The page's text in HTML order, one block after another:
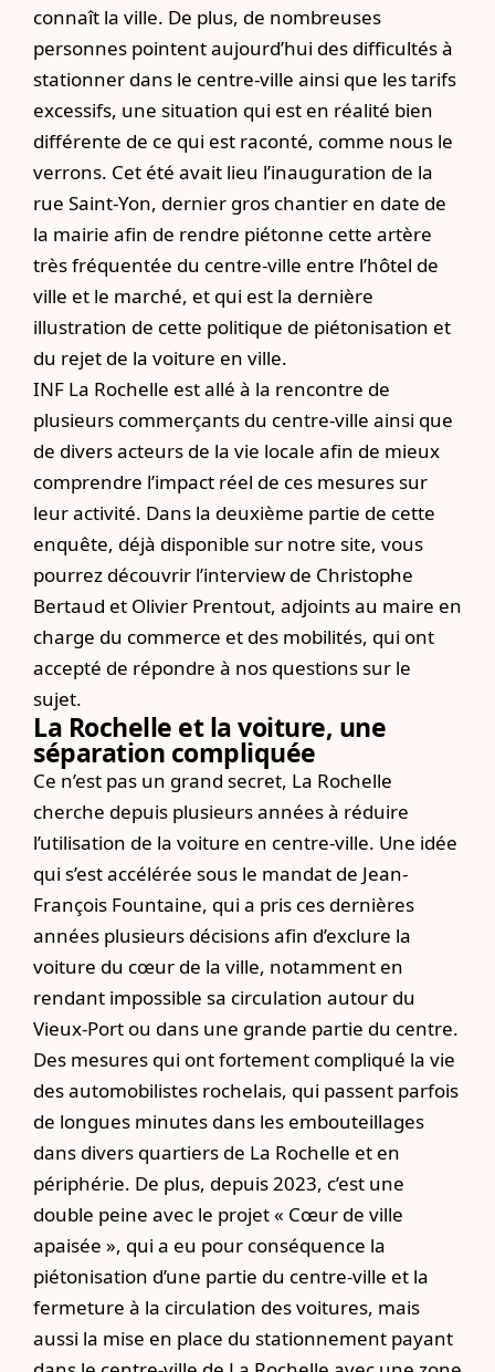
connaît la ville. De plus, de nombreuses
personnes pointent aujourd’hui des difficultés à
stationner dans le centre-ville ainsi que les tarifs
excessifs, une situation qui est en réalité bien
différente de ce qui est raconté, comme nous le
verrons. Cet été avait lieu l’inauguration de la
rue Saint-Yon, dernier gros chantier en date de
la mairie afin de rendre piétonne cette artère
très fréquentée du centre-ville entre l’hôtel de
ville et le marché, et qui est la dernière
illustration de cette politique de piétonisation et
du rejet de la voiture en ville.
INF La Rochelle est allé à la rencontre de
plusieurs commerçants du centre-ville ainsi que
de divers acteurs de la vie locale afin de mieux
comprendre l’impact réel de ces mesures sur
leur activité. Dans la deuxième partie de cette
enquête, déjà disponible sur notre site, vous
pourrez découvrir l’interview de Christophe
Bertaud et Olivier Prentout, adjoints au maire en
charge du commerce et des mobilités, qui ont
accepté de répondre à nos questions sur le
sujet.
La Rochelle et la voiture, une
séparation compliqué​e
Ce n’est pas un grand secret, La Rochelle
cherche depuis plusieurs années à réduire
l’utilisation de la voiture en centre-ville. Une idée
qui s’est accélérée sous le mandat de Jean-
François Fountaine, qui a pris ces dernières
années plusieurs décisions afin d’exclure la
voiture du cœur de la ville, notamment en
rendant impossible sa circulation autour du
Vieux-Port ou dans une grande partie du centre.
Des mesures qui ont fortement compliqué la vie
des automobilistes rochelais, qui passent parfois
de longues minutes dans les embouteillages
dans divers quartiers de La Rochelle et en
périphérie. De plus, depuis 2023, c’est une
double peine avec le projet « Cœur de ville
apaisée », qui a eu pour conséquence la
piétonisation d’une partie du centre-ville et la
fermeture à la circulation des voitures, mais
aussi la mise en place du stationnement payant